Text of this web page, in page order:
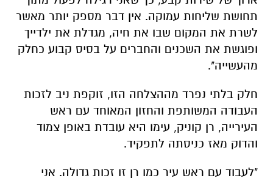
תחושת שליחות עמוקה. אין דבר מספק יותר מאשר
לשרת את המקום שבו את חיה, מגדלת את ילדייך
ופוגשת את השכנים והחברים על בסיס קבוע כחלק
מהעשייה".
חלק בלתי נפרד מההצלחה הזו, זוקפת ניב לזכות
העבודה המשותפת והחזון המאוחד עם ראש
העירייה, רן קוניק, עימו היא עובדת באופן צמוד
והדוק מאז כניסתה לתפקיד.
"לעבוד עם ראש עיר כמו רן זו זכות גדולה. אני